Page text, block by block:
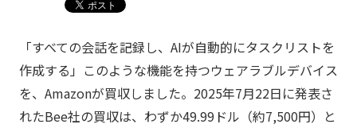
「すべての会話を記録し、AIが自動的にタスクリストを
作成する」このような機能を持つウェアラブルデバイス
を、Amazonが買収しました。2025年7月22日に発表さ
れたBee社の買収は、わずか49.99ドル（約7,500円）と